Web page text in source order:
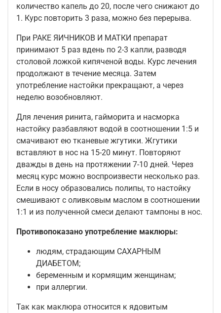
количество капель до 20, после чего снижают до
1. Курс повторить 3 раза, можно без перерыва.
При РАКЕ ЯИЧНИКОВ И МАТКИ препарат
принимают 5 раз вдень по 2-3 капли, разводя
столовой ложкой кипяченой воды. Курс лечения
продолжают в течение месяца. Затем
употребление настойки прекращают, а через
неделю возобновляют.
Для лечения ринита, гайморита и насморка
настойку разбавляют водой в соотношении 1:5 и
смачивают ею тканевые жгутики. Жгутики
вставляют в нос на 15-20 минут. Повторяют
дважды в день на протяжении 7-10 дней. Через
месяц курс можно воспроизвести несколько раз.
Если в носу образовались полипы, то настойку
смешивают с оливковым маслом в соотношении
1:1 и из полученной смеси делают тампоны в нос.
Противопоказано употребление маклюры:
людям, страдающим САХАРНЫМ
ДИАБЕТОМ;
беременным и кормящим женщинам;
при аллергии.
Так как маклюра относится к ядовитым